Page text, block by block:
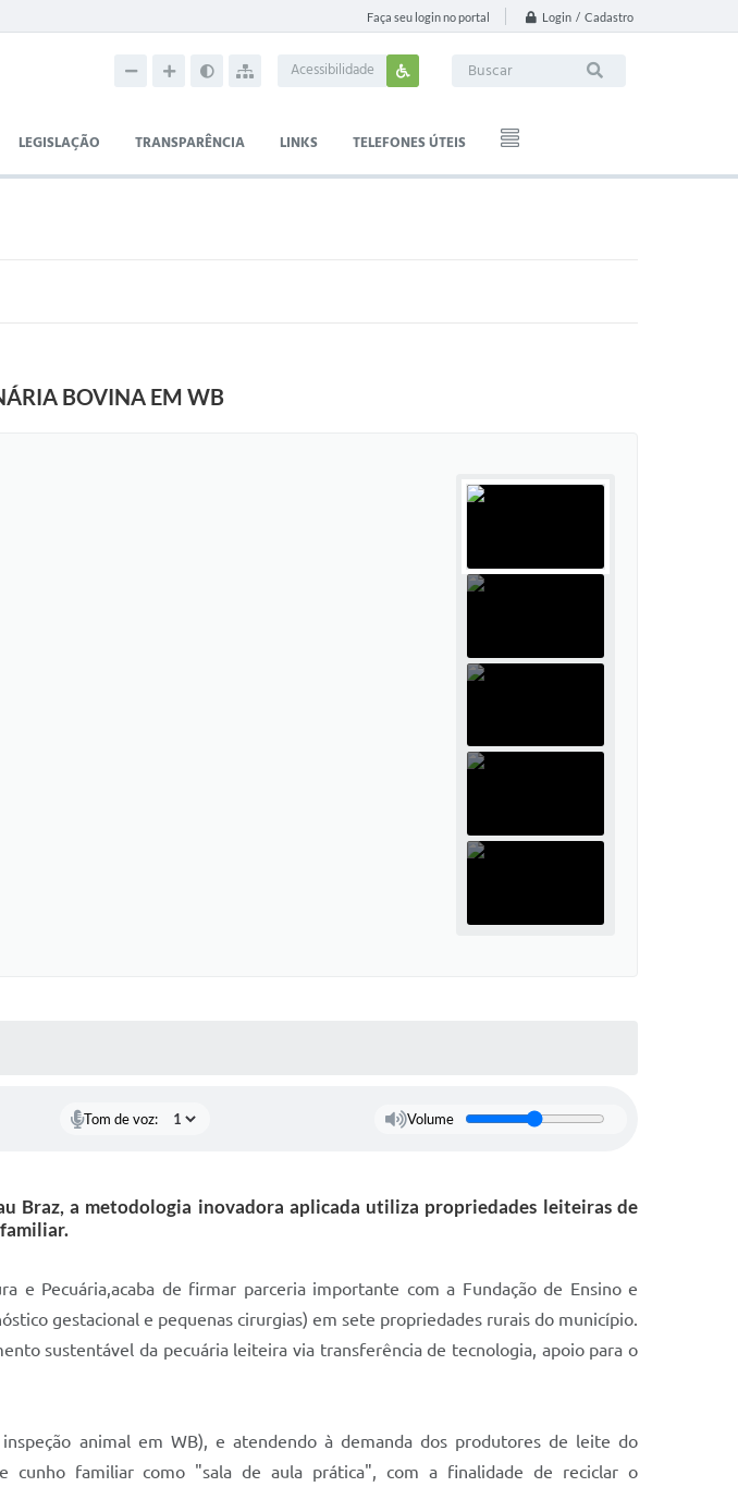
Faça seu login no portal Login / Cadastro
Acessibilidade
LEGISLAÇÃO TRANSPARÊNCIA LINKS TELEFONES ÚTEIS
BOVINA EM WB
Tom de voz: Volume
Braz, a metodologia inovadora aplicada utiliza propriedades leiteiras de
e Pecuária,acaba de firmar parceria importante com a Fundação de Ensino e
gestacional e pequenas cirurgias) em sete propriedades rurais do município.
sustentável da pecuária leiteira via transferência de tecnologia, apoio para o
animal em WB), e atendendo à demanda dos produtores de leite do
cunho familiar como "sala de aula prática", com a finalidade de reciclar o